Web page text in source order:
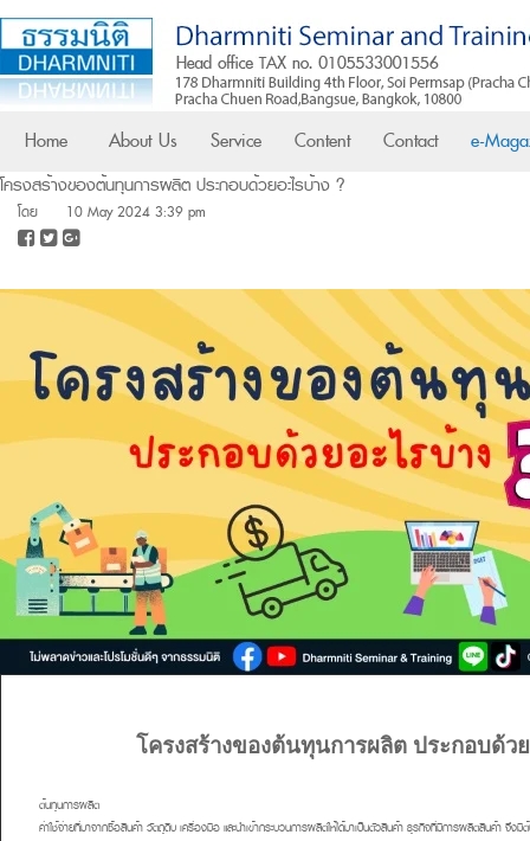
Home About Us Service Content Contact e-
โครงสร้างของต้นทุนการผลิต ประกอบด้วยอะไรบ้าง ?
โดย 10 May 2024 3:39 pm
โครงสร้างของต้นทุนการผลิต ประกอบด้ว
ต้นทุนการผลิต
ค่าใช้จ่ายที่มาจากซื้อสินค้า วัตถุดิบ เครื่องมือ และนำเข้ากระบวนการผลิตให้ได้มาเป็นตัวสินค้า ธุรกิจที่มีการผลิตสินค้า จึ